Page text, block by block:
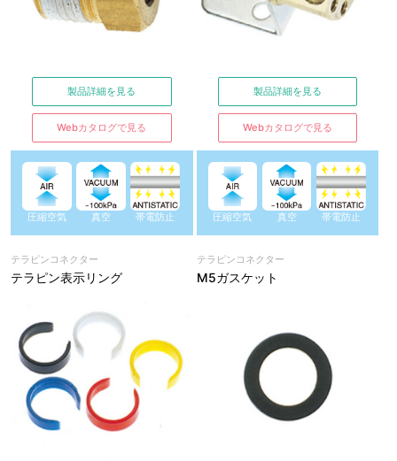
製品詳細を見る
Webカタログで見る
圧縮空気 真空 帯電防止
製品詳細を見る
Webカタログで見る
圧縮空気 真空 帯電防止
テラピンコネクター
テラピン表示リング
テラピンコネクター
M5ガスケット